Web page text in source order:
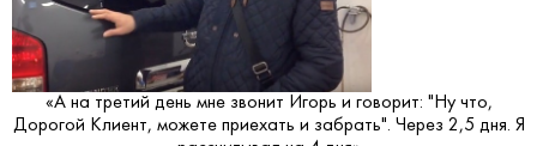
«А на третий день мне звонит Игорь и говорит: "Ну что,
Дорогой Клиент, можете приехать и забрать". Через 2,5 дня. Я